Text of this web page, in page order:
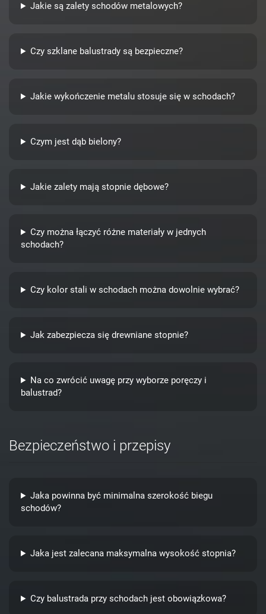
Jakie są zalety schodów metalowych?
Czy szklane balustrady są bezpieczne?
Jakie wykończenie metalu stosuje się w schodach?
Czym jest dąb bielony?
Jakie zalety mają stopnie dębowe?
Czy można łączyć różne materiały w jednych
schodach?
Czy kolor stali w schodach można dowolnie wybrać?
Jak zabezpiecza się drewniane stopnie?
Na co zwrócić uwagę przy wyborze poręczy i
balustrad?
Bezpieczeństwo i przepisy
Jaka powinna być minimalna szerokość biegu
schodów?
Jaka jest zalecana maksymalna wysokość stopnia?
Czy balustrada przy schodach jest obowiązkowa?